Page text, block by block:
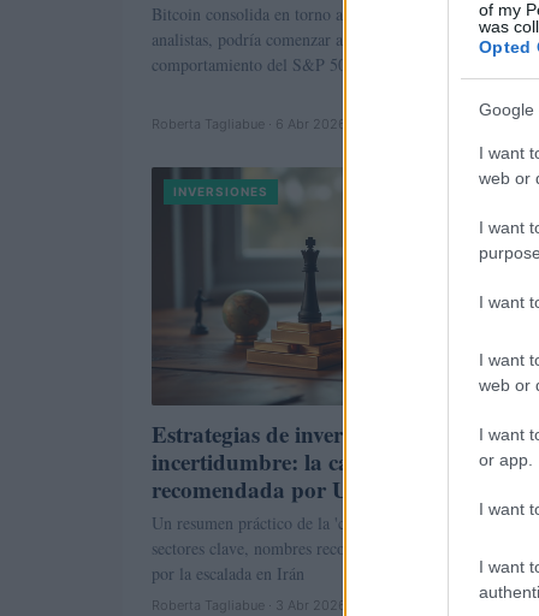
of my
was
Opted
Google
I want
web or
I want
I want
I want
web or
I want
or app.
I want
I want
Bitcoin consolida en torno a 70.000 dólares y, según
analistas, podría comenzar a desacoplarse del
comportamiento del S&P 500; niveles de soporte…
Roberta Tagliabue · 6 Abr 2026
INVERSIONES
Estrategias de inversión ante la
incertidumbre: la cartera de guerra
recomendada por UBS
Un resumen práctico de la 'cartera de guerra' de UBS:
sectores clave, nombres recomendados y riesgos asociados
por la escalada en Irán
Roberta Tagliabue · 3 Abr 2026